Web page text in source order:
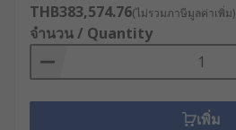
THB383,574.76(ไม่รวมภาษีมูลค่าเพิ่ม)
จำนวน / Quantity
เพิ่ม